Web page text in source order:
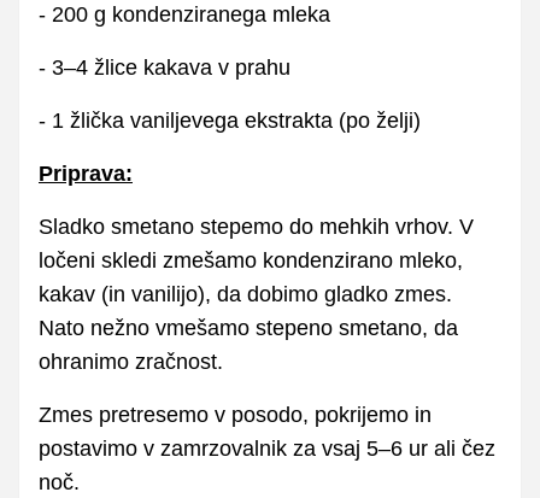
- 200 g kondenziranega mleka
- 3–4 žlice kakava v prahu
- 1 žlička vaniljevega ekstrakta (po želji)
Priprava:
Sladko smetano stepemo do mehkih vrhov. V
ločeni skledi zmešamo kondenzirano mleko,
kakav (in vanilijo), da dobimo gladko zmes.
Nato nežno vmešamo stepeno smetano, da
ohranimo zračnost.
Zmes pretresemo v posodo, pokrijemo in
postavimo v zamrzovalnik za vsaj 5–6 ur ali čez
noč.